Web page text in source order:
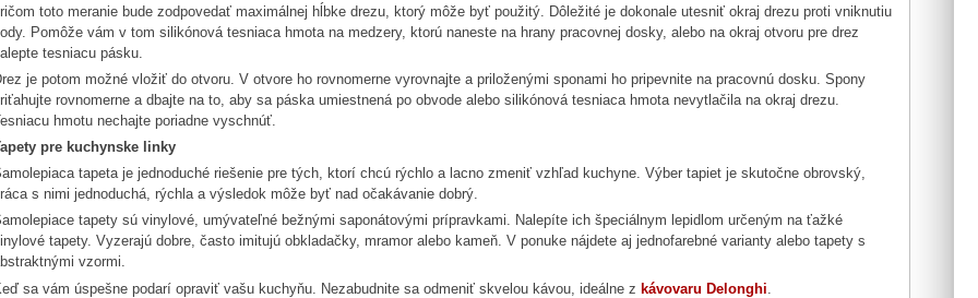
toto meranie bude zodpovedať maximálnej hĺbke drezu, ktorý môže byť použitý. Dôležité je dokonale utesniť okraj drezu proti vniknutiu
Pomôže vám v tom silikónová tesniaca hmota na medzery, ktorú naneste na hrany pracovnej dosky, alebo na okraj otvoru pre drez
tesniacu pásku.
je potom možné vložiť do otvoru. V otvore ho rovnomerne vyrovnajte a priloženými sponami ho pripevnite na pracovnú dosku. Spony
rovnomerne a dbajte na to, aby sa páska umiestnená po obvode alebo silikónová tesniaca hmota nevytlačila na okraj drezu.
hmotu nechajte poriadne vyschnúť.
pre kuchynske linky
tapeta je jednoduché riešenie pre tých, ktorí chcú rýchlo a lacno zmeniť vzhľad kuchyne. Výber tapiet je skutočne obrovský,
s nimi jednoduchá, rýchla a výsledok môže byť nad očakávanie dobrý.
tapety sú vinylové, umývateľné bežnými saponátovými prípravkami. Nalepíte ich špeciálnym lepidlom určeným na ťažké
tapety. Vyzerajú dobre, často imitujú obkladačky, mramor alebo kameň. V ponuke nájdete aj jednofarebné varianty alebo tapety s
vzormi.
sa vám úspešne podarí opraviť vašu kuchyňu. Nezabudnite sa odmeniť skvelou kávou, ideálne zkávovaru Delonghi